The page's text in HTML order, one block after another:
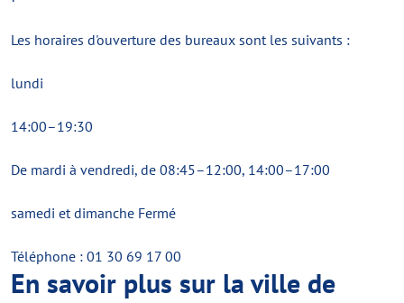
Les horaires d'ouverture des bureaux sont les suivants :
lundi
14:00–19:30
De mardi à vendredi, de 08:45–12:00, 14:00–17:00
samedi et dimanche Fermé
Téléphone : 01 30 69 17 00
En savoir plus sur la ville de